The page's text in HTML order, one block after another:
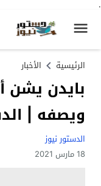
.
الرئيسية الأخبار
بايدن يشن
ويصفه |
الدستور نيوز
18 مارس 2021